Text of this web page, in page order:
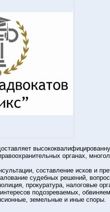
органах,
составление исков и
судебных решений,
прокуратура, налоговые
подозреваемых,
земельные и иные споры.